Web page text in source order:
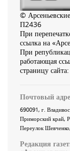
©
П2436
При
ссылка на
При
работающая
страницу сайта:
Почтовый
690091, г.
Приморский край,
Переулок Шевченко
Редакция